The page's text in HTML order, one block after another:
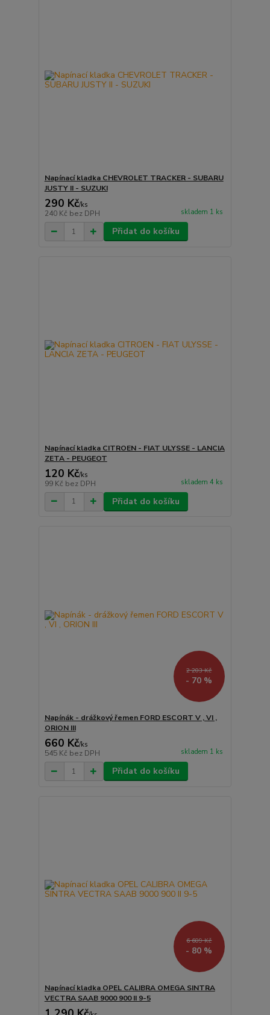
Napínací kladka CHEVROLET TRACKER - SUBARU
JUSTY II - SUZUKI
290 Kč/ks
240 Kč bez DPH skladem 1 ks
Přidat do košíku
Napínací kladka CITROEN - FIAT ULYSSE - LANCIA
ZETA - PEUGEOT
120 Kč/ks
99 Kč bez DPH skladem 4 ks
Přidat do košíku
2 203 Kč
- 70 %
Napínák - drážkový řemen FORD ESCORT V , VI ,
ORION III
660 Kč/ks
545 Kč bez DPH skladem 1 ks
Přidat do košíku
6 609 Kč
- 80 %
Napínací kladka OPEL CALIBRA OMEGA SINTRA
VECTRA SAAB 9000 900 II 9-5